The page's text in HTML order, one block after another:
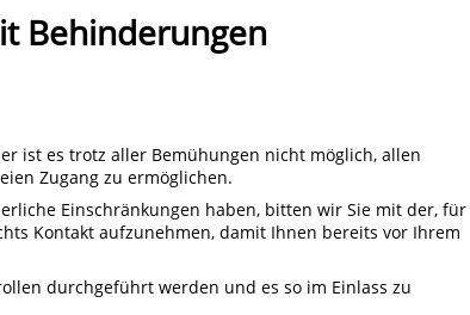
Behinderungen
ist es trotz aller Bemühungen nicht möglich, allen
Zugang zu ermöglichen.
Einschränkungen haben, bitten wir Sie mit der, für
Kontakt aufzunehmen, damit Ihnen bereits vor Ihrem
durchgeführt werden und es so im Einlass zu